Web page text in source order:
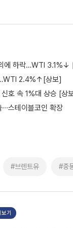
에 하락…WTI 3.1%↓
…WTI 2.4%↑[상보]
호 속 1%대 상승 [상
스테이블코인 확장
#브렌트유 #중
기